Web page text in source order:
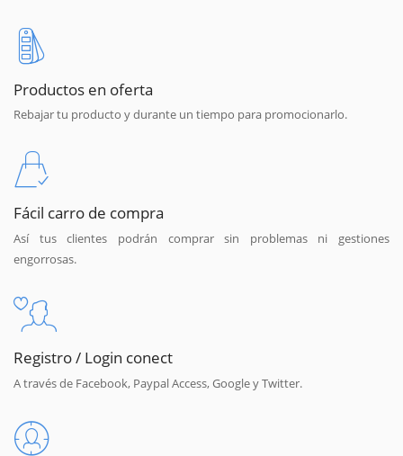
Productos en oferta
Rebajar tu producto y durante un tiempo para promocionarlo.
Fácil carro de compra
Así tus clientes podrán comprar sin problemas ni gestiones
engorrosas.
Registro / Login conect
A través de Facebook, Paypal Access, Google y Twitter.